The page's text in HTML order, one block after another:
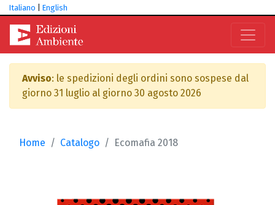
Italiano English
Avviso: le spedizioni degli ordini sono sospese dal
giorno 31 luglio al giorno 30 agosto 2026
Home Catalogo Ecomafia 2018